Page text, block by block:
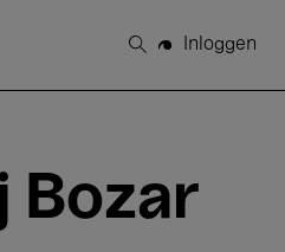
Zoeken
Inloggen
Bozar